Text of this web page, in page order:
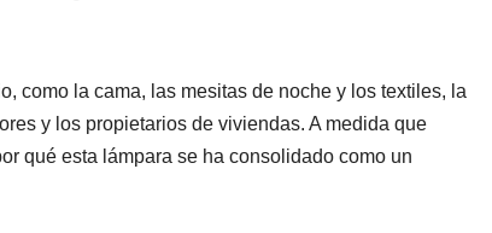
como la cama, las mesitas de noche y los textiles, la
y los propietarios de viviendas. A medida que
qué esta lámpara se ha consolidado como un